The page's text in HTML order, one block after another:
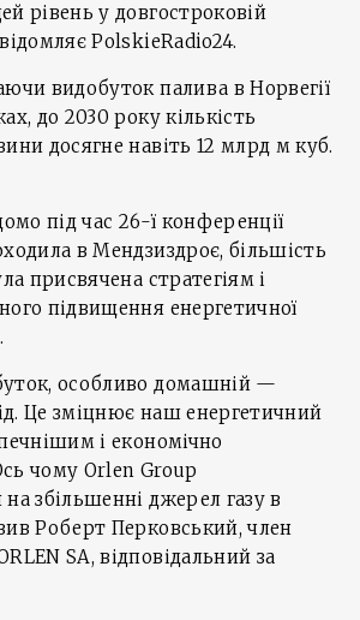
рівень у довгостроковій
PolskieRadio24.
видобуток палива в Норвегії
до 2030 року кількість
досягне навіть 12 млрд м куб.
під час 26-ї конференції
в Мендзиздроє, більшість
присвячена стратегіям і
підвищення енергетичної
особливо домашній —
Це зміцнює наш енергетичний
і економічно
чому Orlen Group
збільшенні джерел газу в
Роберт Перковський, член
SA, відповідальний за